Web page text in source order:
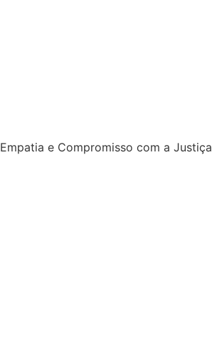
Empatia e Compromisso com a Justiça